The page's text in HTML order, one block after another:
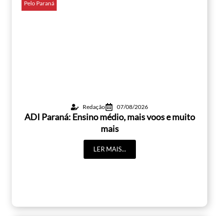
Pelo Paraná
Redação 07/08/2026
ADI Paraná: Ensino médio, mais voos e muito
mais
LER MAIS...